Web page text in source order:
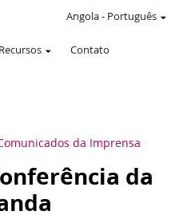
Recursos Contato
Angola- Português
da Imprensa
da